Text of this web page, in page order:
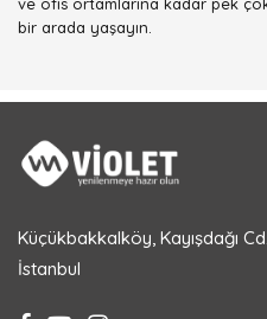
bir arada yaşayın.
Küçükbakkalköy, Kayışdağı
İstanbul